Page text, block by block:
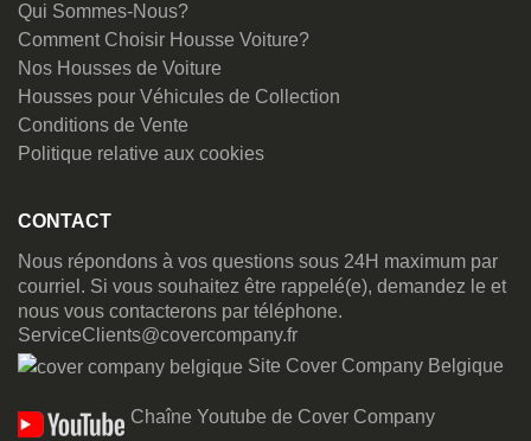
Qui Sommes-Nous?
Comment Choisir Housse Voiture?
Nos Housses de Voiture
Housses pour Véhicules de Collection
Conditions de Vente
Politique relative aux cookies
CONTACT
Nous répondons à vos questions sous 24H maximum par
courriel. Si vous souhaitez être rappelé(e), demandez le et
nous vous contacterons par téléphone.
ServiceClients@covercompany.fr
Site Cover Company Belgique
Chaîne Youtube de Cover Company